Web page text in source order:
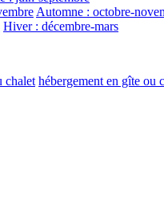
Automne : octobre-
Hiver : décembre-mars
chalet hébergement en gîte ou